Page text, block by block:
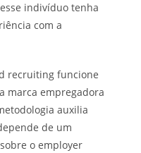
indivíduo tenha
com a
recruiting funcione
marca empregadora
auxilia
de um
o employer